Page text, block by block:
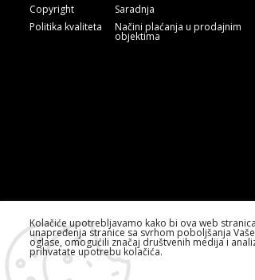
Copyright
Politika kvaliteta
Saradnja
Načini plaćanja u prodajnim
objektima
Kolačiće upotrebljavamo kako bi ova web
unapređenja stranice sa svrhom poboljšanja
oglase, omogućili značaj društvenih medija i
prihvatate upotrebu kolačića.